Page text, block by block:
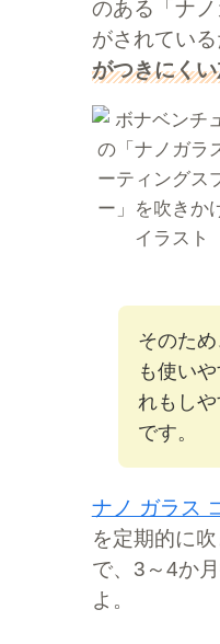
のある「ナノ
がされている
がつきにく
そのた
も使い
れもしや
です。
ナノ ガラス
を定期的に
で、3～4か
よ。